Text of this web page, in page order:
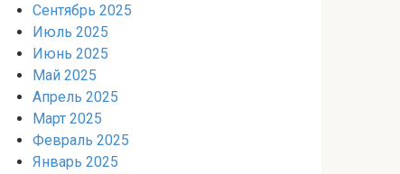
Сентябрь 2025
Июль 2025
Июнь 2025
Май 2025
Апрель 2025
Март 2025
Февраль 2025
Январь 2025